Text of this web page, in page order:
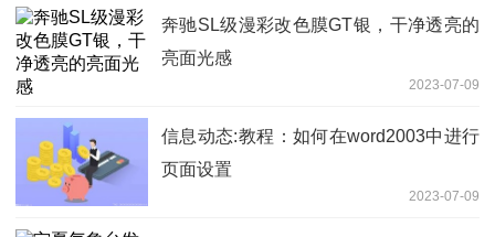
奔驰SL级漫彩改色膜GT银，干净透亮的
亮面光感
2023-07-09
信息动态:教程：如何在word2003中进行
页面设置
2023-07-09